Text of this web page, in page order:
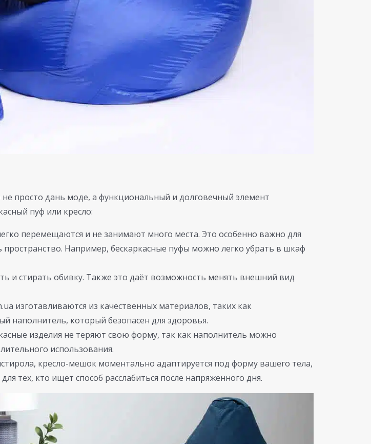
просто дань моде, а функциональный и долговечный элемент
пуф или кресло:
перемещаются и не занимают много места. Это особенно важно для
Например, бескаркасные пуфы можно легко убрать в шкаф
и стирать обивку. Также это даёт возможность менять внешний вид
изготавливаются из качественных материалов, таких как
наполнитель, который безопасен для здоровья.
изделия не теряют свою форму, так как наполнитель можно
использования.
кресло-мешок моментально адаптируется под форму вашего тела,
тех, кто ищет способ расслабиться после напряженного дня.